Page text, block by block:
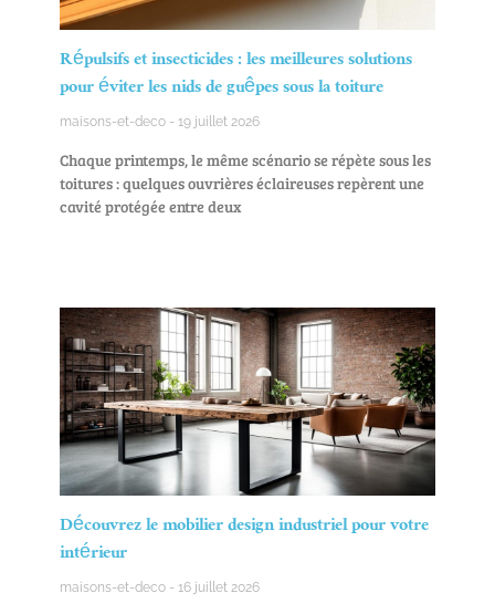
Répulsifs et insecticides : les meilleures solutions
pour éviter les nids de guêpes sous la toiture
maisons-et-deco 19 juillet 2026
Chaque printemps, le même scénario se répète sous les
toitures : quelques ouvrières éclaireuses repèrent une
cavité protégée entre deux
Découvrez le mobilier design industriel pour votre
intérieur
maisons-et-deco 16 juillet 2026